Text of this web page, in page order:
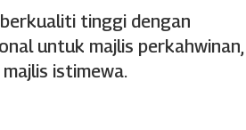
tinggi dengan
untuk majlis perkahwinan,
istimewa.